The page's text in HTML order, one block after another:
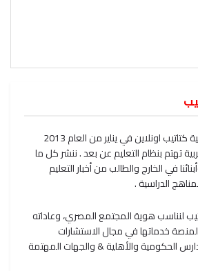
تأسست منصة واكاديمية كتاتيب اونلاين في يناير من العام 2013
تهتم بنظام التعليم عن بعد . ننشر كل ما
في الخارج والطالب من أخبار التعليم
الدراسية .
لنناسب هوية المجتمع المصري، وعاداته
خدماتها في مجال الاستشارات
الحكومية والأهلية & والجهات المهتمة